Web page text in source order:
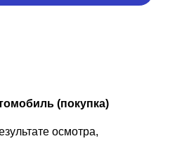
(покупка)
осмотра,